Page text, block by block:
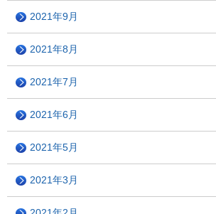
2021年9月
2021年8月
2021年7月
2021年6月
2021年5月
2021年3月